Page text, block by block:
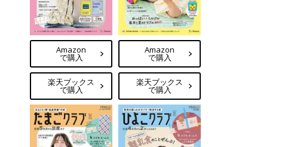
Amazon
で購入
楽天ブックス
で購入
Amazon
で購入
楽天ブックス
で購入